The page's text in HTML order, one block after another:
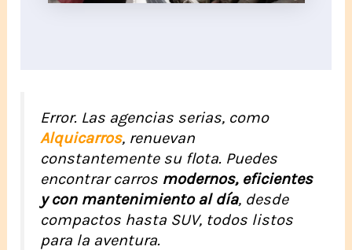
Error. Las agencias serias, como
Alquicarros, renuevan
constantemente su flota. Puedes
encontrar carros modernos, eficientes
y con mantenimiento al día, desde
compactos hasta SUV, todos listos
para la aventura.